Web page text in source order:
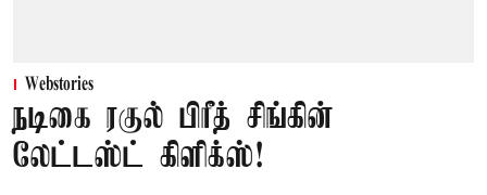
Webstories
நடிகை ரகுல் பிரீத் சிங்கின்
லேட்டஸ்ட் கிளிக்ஸ்!